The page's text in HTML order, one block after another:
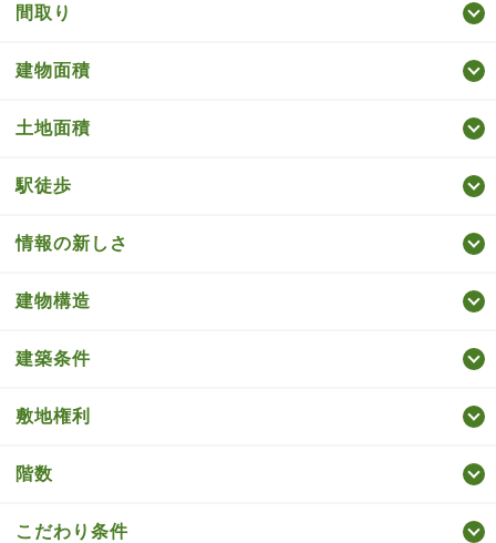
間取り
建物面積
土地面積
駅徒歩
情報の新しさ
建物構造
建築条件
敷地権利
階数
こだわり条件